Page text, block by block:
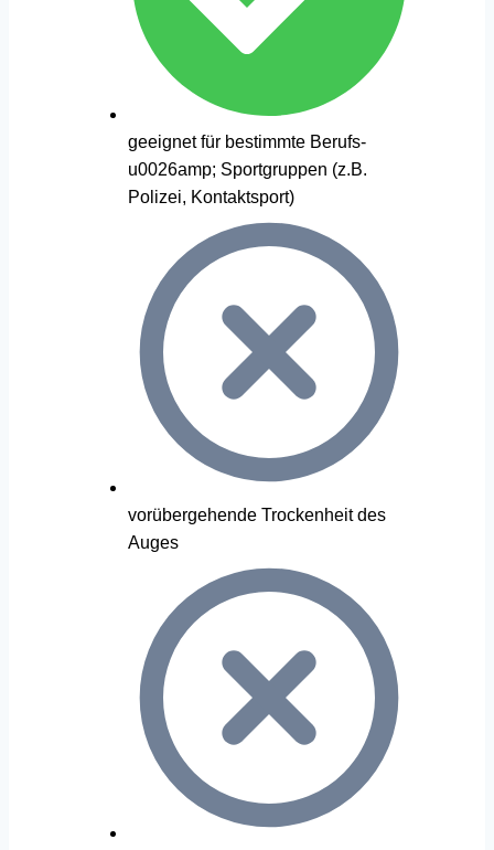
geeignet für bestimmte Berufs-
u0026amp; Sportgruppen (z.B.
Polizei, Kontaktsport)
vorübergehende Trockenheit des
Auges